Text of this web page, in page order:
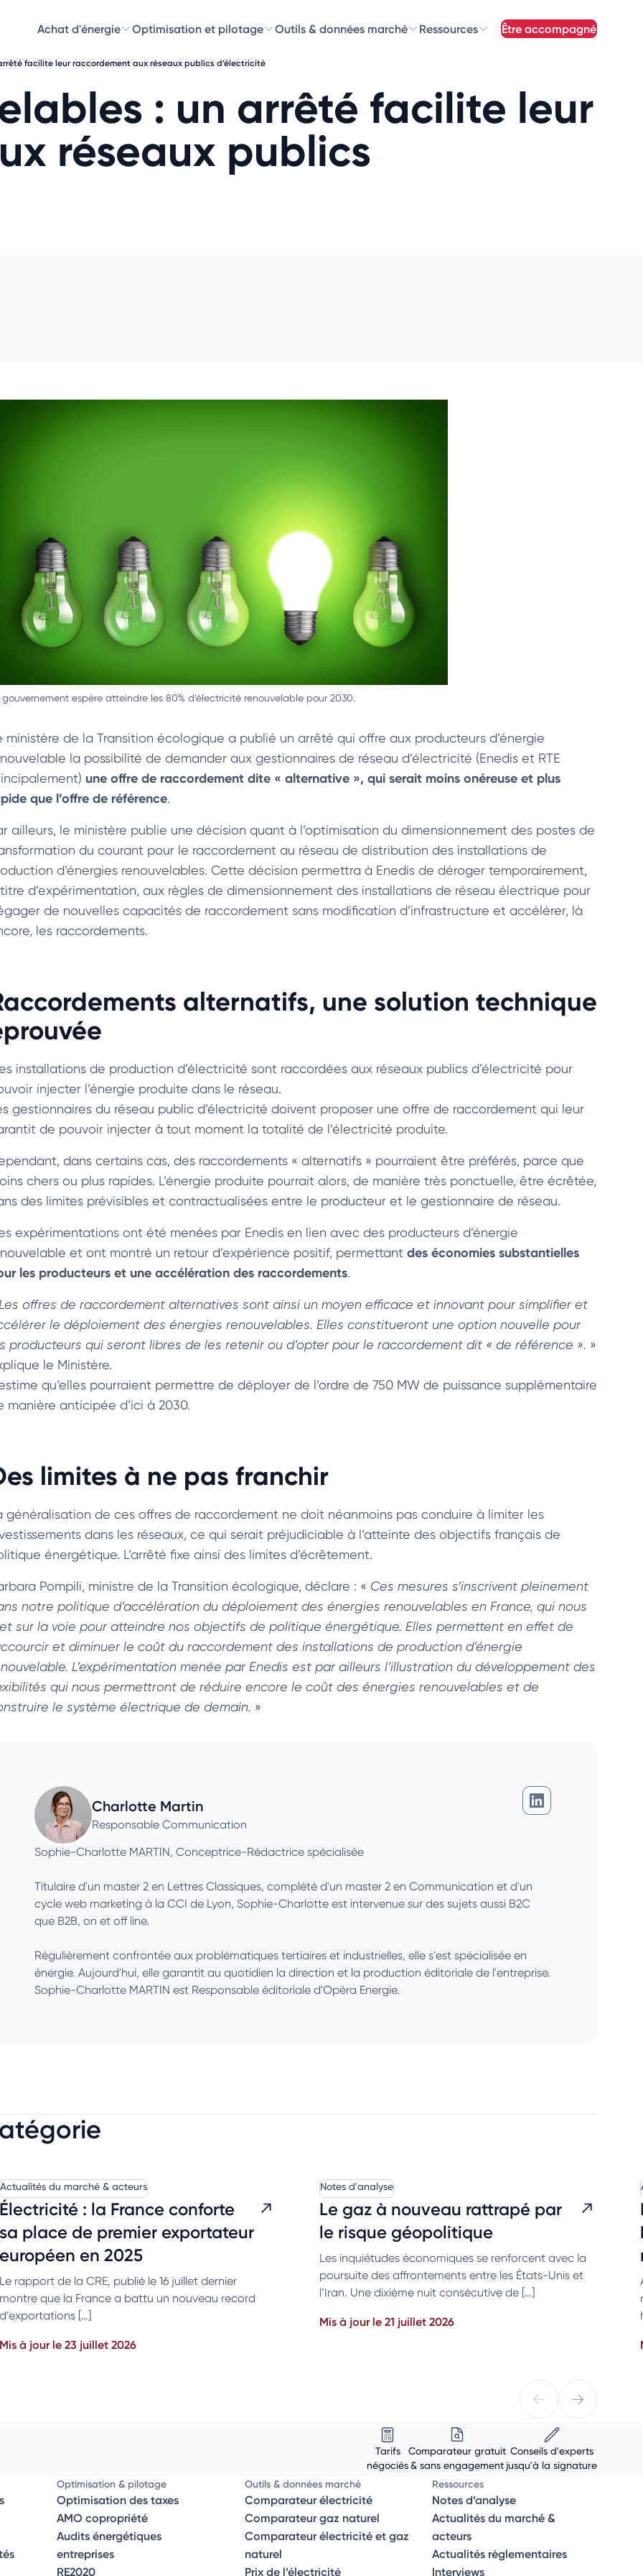
Achat d'énergie Optimisation et pilotage Outils & données marché Ressources être accompagné
facilite leur raccordement aux réseaux publics d’électricité
: un arrêté facilite leur
réseaux publics
gouvernement espère atteindre les 80% d’électricité renouvelable pour 2030.
ministère de la Transition écologique a publié un arrêté qui offre aux producteurs d’énergie
la possibilité de demander aux gestionnaires de réseau d’électricité (Enedis et RTE
une offre de raccordement dite « alternative », qui serait moins onéreuse et plus
que l’offre de référence.
ailleurs, le ministère publie une décision quant à l’optimisation du dimensionnement des postes de
du courant pour le raccordement au réseau de distribution des installations de
d’énergies renouvelables. Cette décision permettra à Enedis de déroger temporairement,
d’expérimentation, aux règles de dimensionnement des installations de réseau électrique pour
de nouvelles capacités de raccordement sans modification d’infrastructure et accélérer, là
les raccordements.
alternatifs, une solution technique
installations de production d’électricité sont raccordées aux réseaux publics d’électricité pour
injecter l’énergie produite dans le réseau.
gestionnaires du réseau public d’électricité doivent proposer une offre de raccordement qui leur
de pouvoir injecter à tout moment la totalité de l’électricité produite.
dans certains cas, des raccordements « alternatifs » pourraient être préférés, parce que
chers ou plus rapides. L’énergie produite pourrait alors, de manière très ponctuelle, être écrêtée,
des limites prévisibles et contractualisées entre le producteur et le gestionnaire de réseau.
expérimentations ont été menées par Enedis en lien avec des producteurs d’énergie
et ont montré un retour d’expérience positif, permettant des économies substantielles
les producteurs et une accélération des raccordements.
Les offres de raccordement alternatives sont ainsi un moyen efficace et innovant pour simplifier et
le déploiement des énergies renouvelables. Elles constitueront une option nouvelle pour
producteurs qui seront libres de les retenir ou d’opter pour le raccordement dit « de référence ». »
le Ministère.
qu’elles pourraient permettre de déployer de l’ordre de 750 MW de puissance supplémentaire
manière anticipée d’ici à 2030.
limites à ne pas franchir
généralisation de ces offres de raccordement ne doit néanmoins pas conduire à limiter les
dans les réseaux, ce qui serait préjudiciable à l’atteinte des objectifs français de
énergétique. L’arrêté fixe ainsi des limites d’écrêtement.
Pompili, ministre de la Transition écologique, déclare : « Ces mesures s’inscrivent pleinement
notre politique d’accélération du déploiement des énergies renouvelables en France, qui nous
sur la voie pour atteindre nos objectifs de politique énergétique. Elles permettent en effet de
et diminuer le coût du raccordement des installations de production d’énergie
L’expérimentation menée par Enedis est par ailleurs l’illustration du développement des
qui nous permettront de réduire encore le coût des énergies renouvelables et de
le système électrique de demain. »
Charlotte Martin
Responsable Communication
Charlotte
Sophie-Charlotte MARTIN, Conceptrice-Rédactrice spécialisée
Titulaire d'un master 2 en Lettres Classiques, complété d'un master 2 en Communication et d'un
cycle web marketing à la CCI de Lyon, Sophie-Charlotte est intervenue sur des sujets aussi B2C
que B2B, on et off line.
Régulièrement confrontée aux problématiques tertiaires et industrielles, elle s'est spécialisée en
énergie. Aujourd'hui, elle garantit au quotidien la direction et la production éditoriale de l'entreprise.
Sophie-Charlotte MARTIN est Responsable éditoriale d'Opéra Energie.
Actualités du marché & acteurs
Électricité : la France conforte
sa place de premier exportateur
européen en 2025
Le rapport de la CRE, publié le 16 juillet dernier
montre que la France a battu un nouveau record
d’exportations […]
Mis à jour le 23 juillet 2026
Notes d'analyse
Le gaz à nouveau rattrapé par
le risque géopolitique
Les inquiétudes économiques se renforcent avec la
poursuite des affrontements entre les États-Unis et
l’Iran. Une dixième nuit consécutive de […]
Mis à jour le 21 juillet 2026
Tarifs
négociés
Comparateur gratuit
& sans engagement
Conseils d'experts
jusqu'à la signature
Optimisation & pilotage
Optimisation des taxes
AMO copropriété
Audits énergétiques
entreprises
RE2020
Outils & données marché
Comparateur électricité
Comparateur gaz naturel
Comparateur électricité et gaz
naturel
Prix de l’électricité
Ressources
Notes d’analyse
Actualités du marché &
acteurs
Actualités réglementaires
Interviews
Découvrez nos newsletters
Choisissez les newsletters qui vous intéressent